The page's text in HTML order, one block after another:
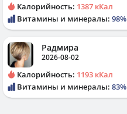
Калорийность: 1387 кКал
Витамины и минералы: 98%
Радмира
2026-08-02
Калорийность: 1193 кКал
Витамины и минералы: 83%